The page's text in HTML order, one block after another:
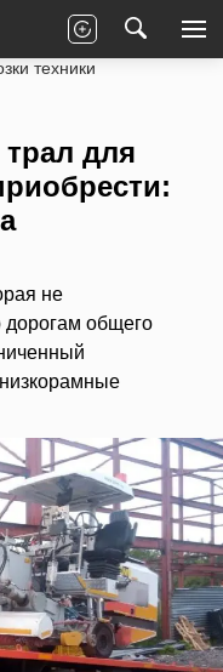
техники
для
не
дорогам общего